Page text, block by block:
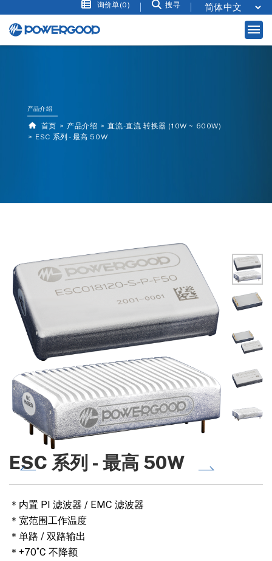
询价单(0) 搜寻
产品介绍
首页 产品介绍
直流-直流 转换器 (10W ~ 600W)
ESC 系列 - 最高 50W
ESC 系列 - 最高 50W
＊内置 PI 滤波器 / EMC 滤波器
＊宽范围工作温度
＊单路 / 双路输出
＊+70˚C 不降额